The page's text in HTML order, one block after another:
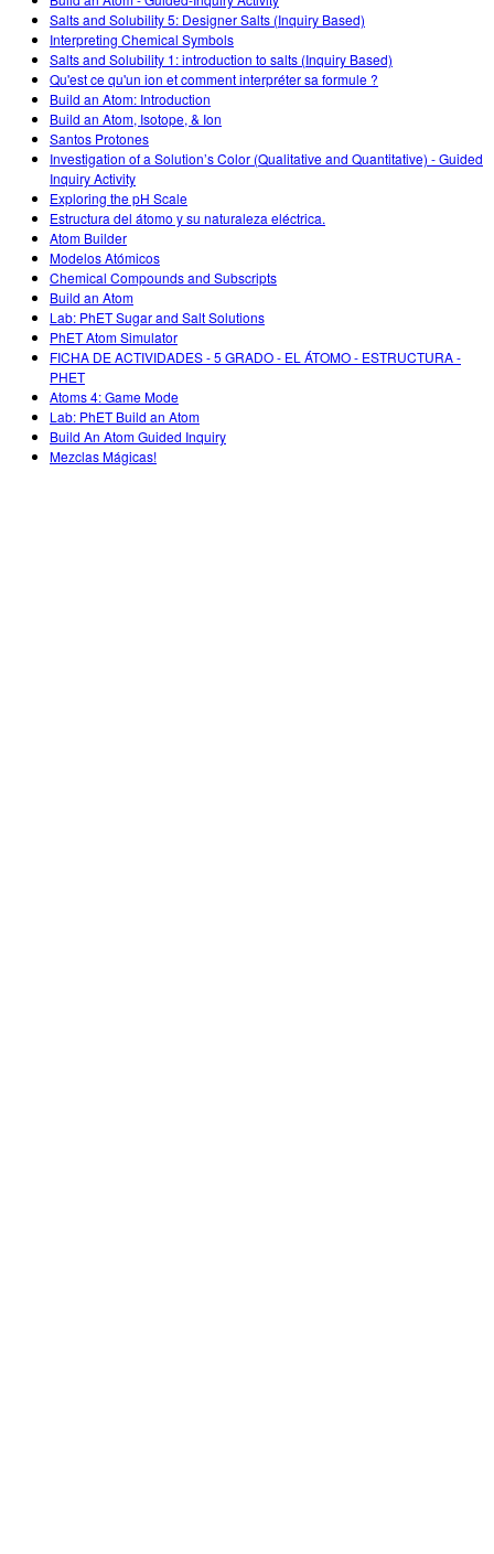
Enseñando con PhET
DEIB en Educación STEM
SceneryStack OSE
Reporte de Impacto
Salts and Solubility 5: Designer Salts (Inquiry Based)
Interpreting Chemical Symbols
Salts and Solubility 1: introduction to salts (Inquiry Based)
Qu'est ce qu'un ion et comment interpréter sa formule ?
Build an Atom: Introduction
Build an Atom, Isotope, & Ion
Santos Protones
Investigation of a Solution’s Color (Qualitative and Quantitative) - Guided
Inquiry Activity
Exploring the pH Scale
Estructura del átomo y su naturaleza eléctrica.
Atom Builder
Modelos Atómicos
Chemical Compounds and Subscripts
Build an Atom
Lab: PhET Sugar and Salt Solutions
PhET Atom Simulator
FICHA DE ACTIVIDADES - 5 GRADO - EL ÁTOMO - ESTRUCTURA -
PHET
Atoms 4: Game Mode
Lab: PhET Build an Atom
Build An Atom Guided Inquiry
Mezclas Mágicas!